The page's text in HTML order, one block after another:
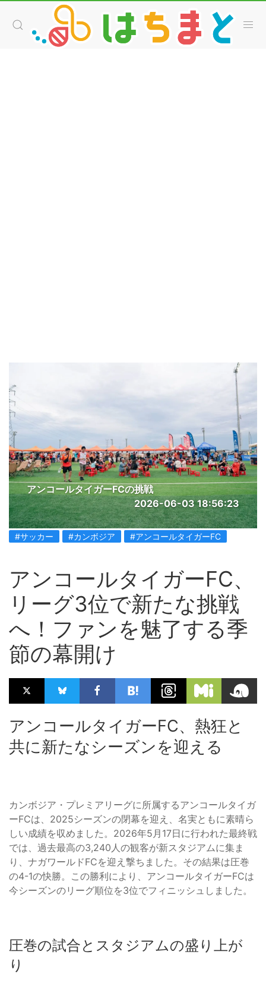
アンコールタイガーFCの挑戦
2026-06-03 18:56:23
#サッカー #カンボジア #アンコールタイガーFC
アンコールタイガーFC、
リーグ3位で新たな挑戦
へ！ファンを魅了する季
節の幕開け
アンコールタイガーFC、熱狂と
共に新たなシーズンを迎える
カンボジア・プレミアリーグに所属するアンコールタイガ
ーFCは、2025シーズンの閉幕を迎え、名実ともに素晴ら
しい成績を収めました。2026年5月17日に行われた最終戦
では、過去最高の3,240人の観客が新スタジアムに集ま
り、ナガワールドFCを迎え撃ちました。その結果は圧巻
の4-1の快勝。この勝利により、アンコールタイガーFCは
今シーズンのリーグ順位を3位でフィニッシュしました。
圧巻の試合とスタジアムの盛り上が
り